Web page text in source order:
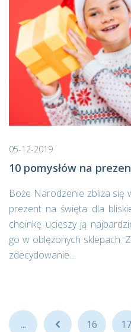
05-12-2019
10 pomysłów na
Boże Narodzenie zbliża się
prezent na święta dla
choinkę ucieszy ją
go w oblężonych sklepach.
zdecydowanie...
... ... 16 17